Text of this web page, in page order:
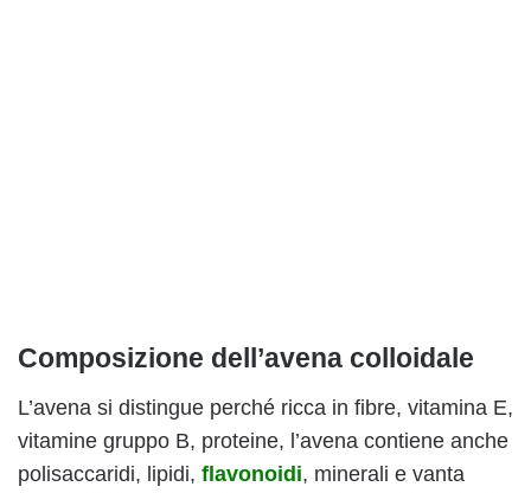
Composizione dell’avena colloidale
L’avena si distingue perché ricca in fibre, vitamina E,
vitamine gruppo B, proteine, l’avena contiene anche
polisaccaridi, lipidi, flavonoidi, minerali e vanta